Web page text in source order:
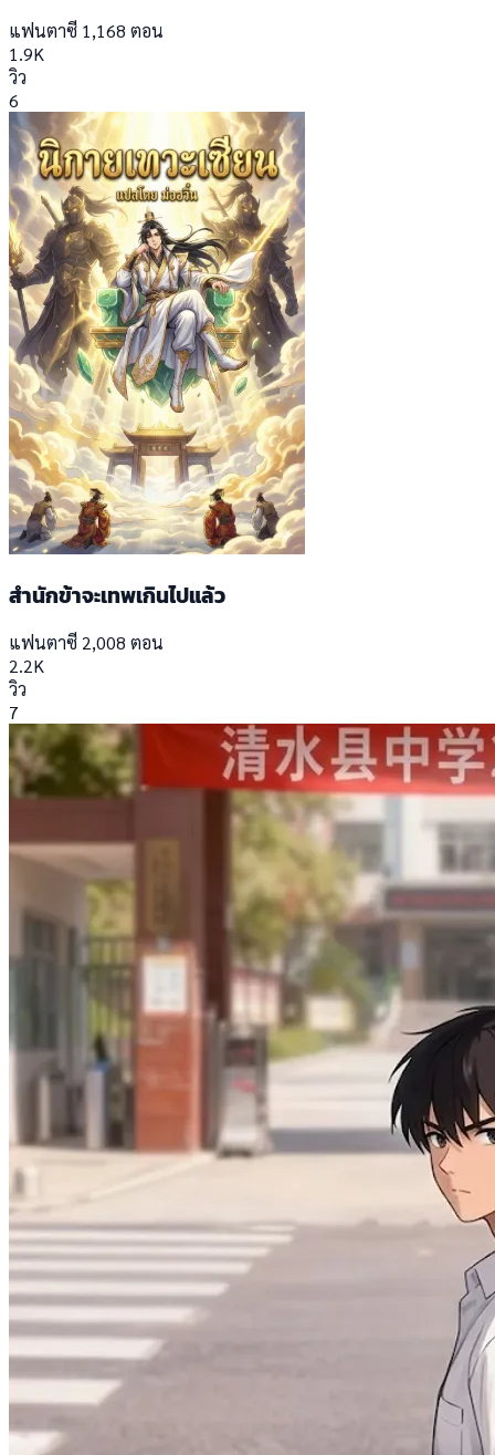
แฟนตาซี 1,168 ตอน
1.9K
วิว
6
สำนักข้าจะเทพเกินไปแล้ว
แฟนตาซี2,008 ตอน
2.2K
วิว
7